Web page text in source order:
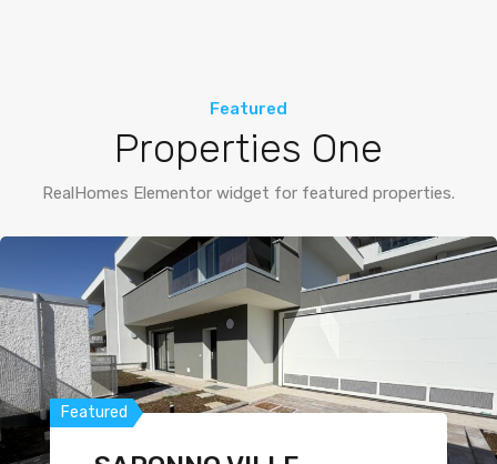
Featured
Properties One
RealHomes Elementor widget for featured properties.
Featured
Featured
Featured